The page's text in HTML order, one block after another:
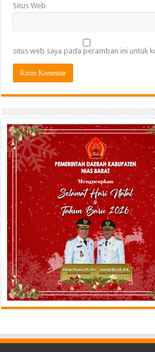
Situs Web
situs web saya pada peramban ini untuk